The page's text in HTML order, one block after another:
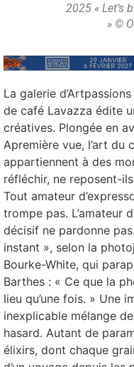
2025 « Let’s
» ©
La galerie
de café Lavazza édite
créatives. Plongée en
Apremière vue, l’art
appartiennent à des
réfléchir, ne reposent-
Tout amateur
trompe pas. L’amateur
décisif ne pardonne
instant », selon la
Bourke-White, qui
Barthes : « Ce que la
lieu qu’une fois. » Une
inexplicable mélange
hasard. Autant de
élixirs, dont chaque